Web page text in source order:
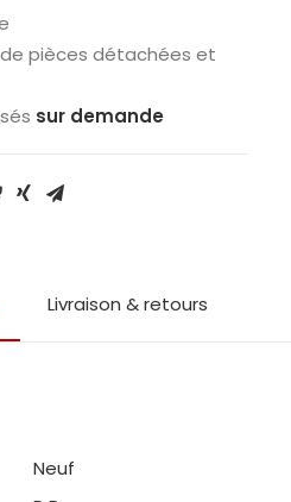
de pièces détachées et
sur demande
Livraison & retours
Neuf